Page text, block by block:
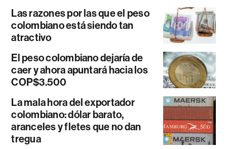
Las razones por las que el peso
colombiano está siendo tan
atractivo
El peso colombiano dejaría de
caer y ahora apuntará hacia los
COP$3.500
La mala hora del exportador
colombiano: dólar barato,
aranceles y fletes que no dan
tregua